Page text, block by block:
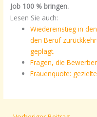
Job 100 % bringen.
Lesen Sie auch:
Wiedereinstieg in
den Beruf
geplagt.
Fragen, die
Frauenquote: